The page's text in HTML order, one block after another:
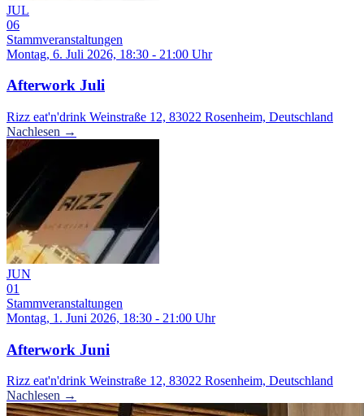
JUL
06
Stammveranstaltungen
Montag, 6. Juli 2026, 18:30 - 21:00 Uhr
Afterwork Juli
Rizz eat'n'drink Weinstraße 12, 83022 Rosenheim, Deutschland
Nachlesen →
JUN
01
Stammveranstaltungen
Montag, 1. Juni 2026, 18:30 - 21:00 Uhr
Afterwork Juni
Rizz eat'n'drink Weinstraße 12, 83022 Rosenheim, Deutschland
Nachlesen →